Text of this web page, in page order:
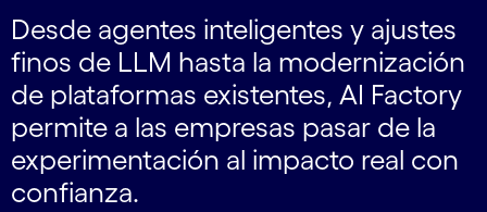
Desde agentes inteligentes y ajustes
finos de LLM hasta la modernización
de plataformas existentes, AI Factory
permite a las empresas pasar de la
experimentación al impacto real con
confianza.